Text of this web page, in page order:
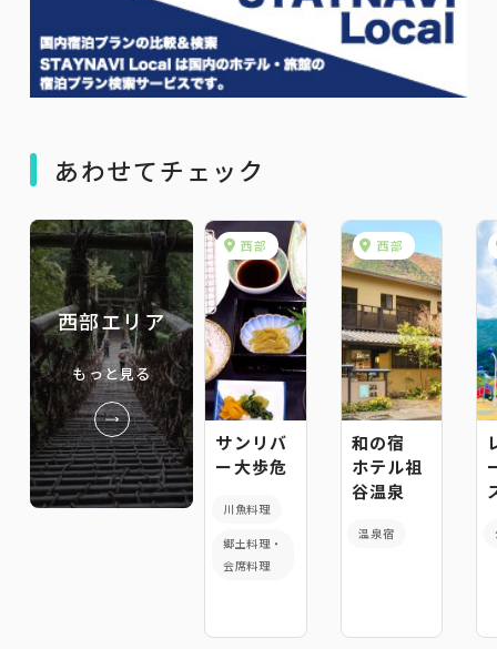
あわせてチェック
西部エリア
もっと見る
西部
サンリバ
ー大歩危
川魚料理
郷土料理・
会席料理
西部
和の宿
ホテル祖
谷温泉
温泉宿